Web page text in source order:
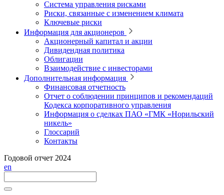
Система управления рисками
Риски, связанные с изменением климата
Ключевые риски
Информация для акционеров
Акционерный капитал и акции
Дивидендная политика
Облигации
Взаимодействие с инвесторами
Дополнительная информация
Финансовая отчетность
Отчет о соблюдении принципов и рекомендаций
Кодекса корпоративного управления
Информация о сделках ПАО «ГМК «Норильский
никель»
Глоссарий
Контакты
Годовой отчет 2024
en